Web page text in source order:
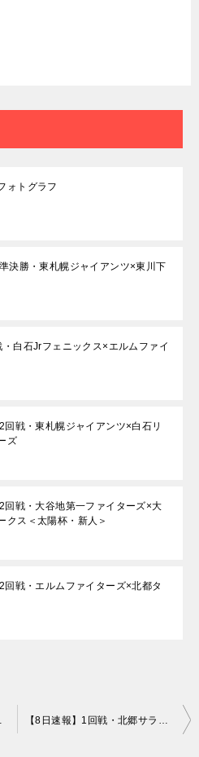
ォトグラフ
決勝・東札幌ジャイアンツ×東川下
・白石Jrフェニックス×エルムファイ
回戦・東札幌ジャイアンツ×白石リ
ズ
回戦・大谷地第一ファイターズ×大
クス＜太陽杯・新人＞
回戦・エルムファイターズ×北都タ
グルス 【8日速報】1回戦・北郷サラブレッツ×菊水ベアーズ